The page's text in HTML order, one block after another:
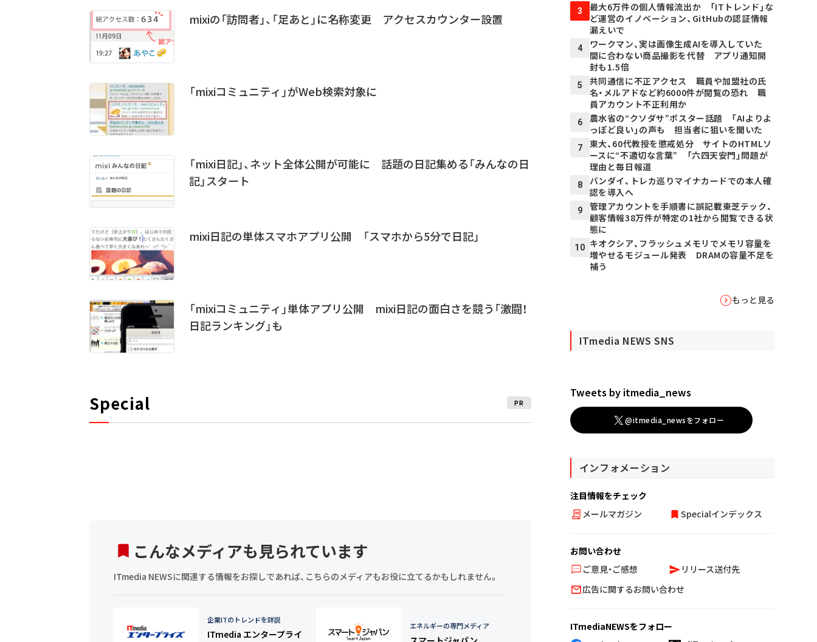
mixiの「訪問者」、「足あと」に名称変更 アクセスカウンター設置
「mixiコミュニティ」がWeb検索対象に
「mixi日記」、ネット全体公開が可能に 話題の日記集める「みんなの日
記」スタート
mixi日記の単体スマホアプリ公開 「スマホから5分で日記」
「mixiコミュニティ」単体アプリ公開 mixi日記の面白さを競う「激闘！
日記ランキング」も
Special PR
こんなメディアも見られています
ITmedia NEWSに関連する情報をお探しであれば、こちらのメディアもお役に立てるかもしれません。
企業ITのトレンドを詳説
ITmedia エンタープライ
エネルギーの専門メディア
3
最大6万件の個人情報流出か 「ITトレンド」な
ど運営のイノベーション、GitHubの認証情報
漏えいで
4
ワークマン、実は画像生成AIを導入していた
間に合わない商品撮影を代替 アプリ通知開
封も1.5倍
5
共同通信に不正アクセス 職員や加盟社の氏
名・メルアドなど約6000件が閲覧の恐れ 職
員アカウント不正利用か
6
農水省の“クソダサ”ポスター話題 「AIよりよ
っぽど良い」の声も 担当者に狙いを聞いた
7
東大、60代教授を懲戒処分 サイトのHTMLソ
ースに“不適切な言葉” 「六四天安門」問題が
理由と毎日報道
8
バンダイ、トレカ巡りマイナカードでの本人確
認を導入へ
9
管理アカウントを手順書に誤記載――東芝テック、
顧客情報38万件が特定の1社から閲覧できる状
態に
10 キオクシア、フラッシュメモリでメモリ容量を
増やせるモジュール発表 DRAMの容量不足を
補う
もっと見る
ITmedia NEWS SNS
Tweets by itmedia_news
@itmedia_newsをフォロー
インフォメーション
注目情報をチェック
メールマガジン
Specialインデックス
お問い合わせ
ご意見・ご感想
リリース送付先
広告に関するお問い合わせ
ITmediaNEWSをフォロー